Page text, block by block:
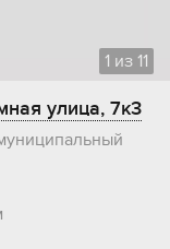
1 из 11
улица, 7к3